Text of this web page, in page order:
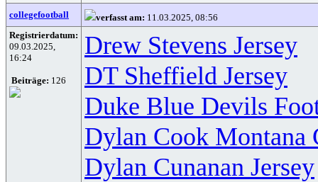
collegefootball verfasst am: 11.03.2025, 08:56
Registrierdatum:
09.03.2025,
16:24
Beiträge: 126
Drew Stevens Jersey
DT Sheffield Jersey
Duke Blue Devils
Dylan Cook Montana
Dylan Cunanan Jersey